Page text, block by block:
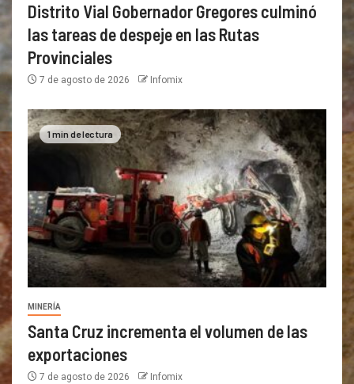
Distrito Vial Gobernador Gregores culminó
las tareas de despeje en las Rutas
Provinciales
7 de agosto de 2026 Infomix
1 min de lectura
MINERÍA
Santa Cruz incrementa el volumen de las
exportaciones
7 de agosto de 2026 Infomix